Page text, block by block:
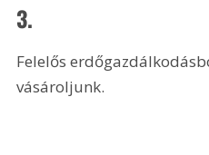
3.
Felelős
vásároljunk.